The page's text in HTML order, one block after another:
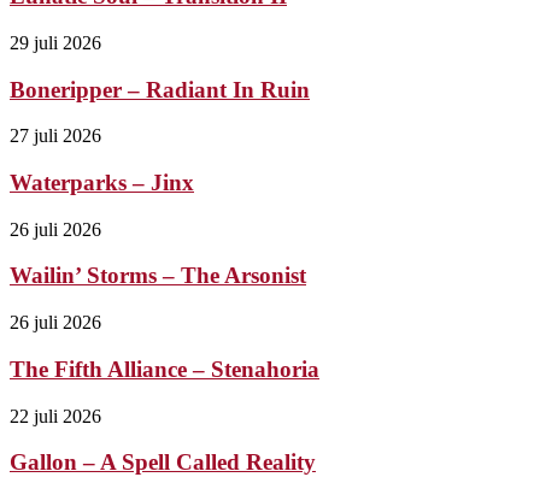
29 juli 2026
Boneripper – Radiant In Ruin
27 juli 2026
Waterparks – Jinx
26 juli 2026
Wailin’ Storms – The Arsonist
26 juli 2026
The Fifth Alliance – Stenahoria
22 juli 2026
Gallon – A Spell Called Reality